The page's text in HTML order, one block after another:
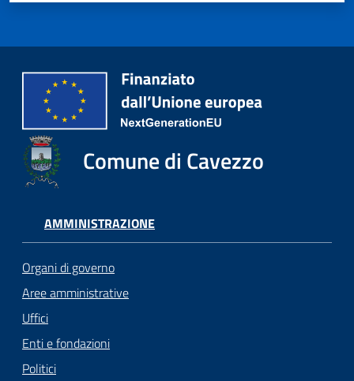
Comune di Cavezzo
AMMINISTRAZIONE
Organi di governo
Aree amministrative
Uffici
Enti e fondazioni
Politici